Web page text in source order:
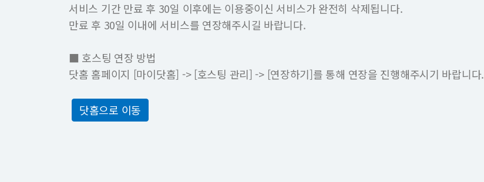
서비스 기간 만료 후 30일 이후에는 이용중이신 서비스가 완전히 삭제됩니다.
만료 후 30일 이내에 서비스를 연장해주시길 바랍니다.
■ 호스팅 연장 방법
닷홈 홈페이지 [마이닷홈] -> [호스팅 관리] -> [연장하기]를 통해 연장을 진행해주시기 바랍니다.
닷홈으로 이동